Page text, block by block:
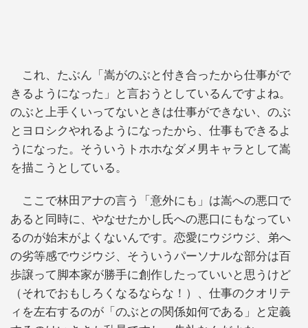
これ、たぶん「嵩がのぶと付き合ったから仕事がで
きるようになった」と言おうとしているんですよね。
のぶと上手くいってないときは仕事ができない、のぶ
とヨロシクやれるようになったから、仕事もできるよ
うになった。そういうトホホなダメ男キャラとして嵩
を描こうとしている。
ここで林田アナの言う「意外にも」は嵩への悪口で
あると同時に、やなせたかし氏への悪口にもなってい
るのが始末がよくないんです。恋愛にウジウジ、弟へ
の劣等感でウジウジ、そういうパーソナルな部分は百
歩譲って脚本家が勝手に創作したっていいと思うけど
（それでおもしろくなるならな！）、仕事のクオリテ
ィを左右するのが「のぶとの関係如何である」と定義